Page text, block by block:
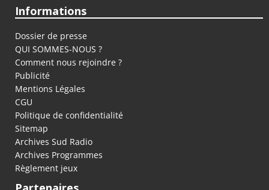
Informations
Dossier de presse
QUI SOMMES-NOUS ?
Comment nous rejoindre ?
Publicité
Mentions Légales
CGU
Politique de confidentialité
Sitemap
Archives Sud Radio
Archives Programmes
Règlement jeux